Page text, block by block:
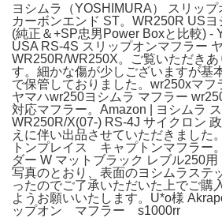
ヨシムラ（YOSHIMURA） スリッ
カーボンエンド ST。WR250R US
(純正＆+SP忠男Power Boxと比較) -
USA RS-4S スリップオンマフラー
WR250R/WR250X。ご覧いただきあ
す。細かな傷が少しございますが基
で保管しておりました。wr250xマフ
ヤマハwr250ヨシムラ マフラー
対応マフラー。Amazon | ヨシムラ
WR250R/X(07-) RS-4J サイクロン
えに伴い出品させていただきました
トンプレイス キャプトンマフラー
ダー W マットブラック レブル250
写真のとおり、表面のヨシムラステ
ったのでご了承いただいた上でご購
ようお願いいたします。U*o様
ップオン マフラー s1000rr